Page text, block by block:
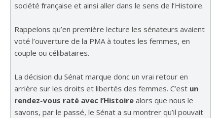
société française et ainsi aller dans le sens de l’Histoire.
Rappelons qu’en première lecture les sénateurs avaient
voté l’ouverture de la PMA à toutes les femmes, en
couple ou célibataires.
La décision du Sénat marque donc un vrai retour en
arrière sur les droits et libertés des femmes. C’est un
rendez-vous raté avec l’Histoirealors que nous le
savons, par le passé, le Sénat a su montrer qu’il pouvait